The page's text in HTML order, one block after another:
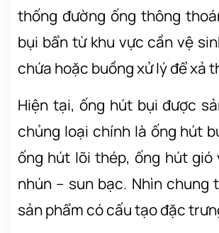
thống đường ống thông
bụi bẩn từ khu vực cần vệ
chứa hoặc buồng xử lý để xả
Hiện tại, ống hút bụi được
chủng loại chính là ống hút
ống hút lõi thép, ống hút gió
nhún – sun bạc. Nhìn chung
sản phẩm có cấu tạo đặc